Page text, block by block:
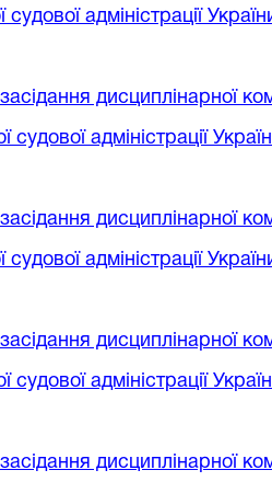
адміністрації
засідання дисциплінарної
судової адміністрації
засідання дисциплінарної
адміністрації
засідання дисциплінарної
судової адміністрації
засідання дисциплінарної